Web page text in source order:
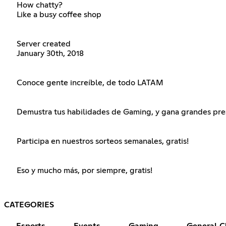
How chatty?
Like a busy coffee shop
Server created
January 30th, 2018
Conoce gente increíble, de todo LATAM
Demustra tus habilidades de Gaming, y gana grandes
Participa en nuestros sorteos semanales, gratis!
Eso y mucho más, por siempre, gratis!
CATEGORIES